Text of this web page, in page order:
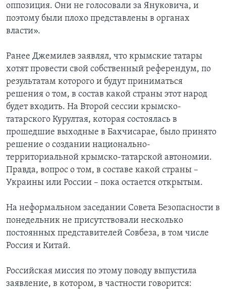
оппозиция. Они не голосовали за Януковича, и
поэтому были плохо представлены в органах
власти».
Ранее Джемилев заявлял, что крымские татары
хотят провести свой собственный референдум, по
результатам которого и будут приниматься
решения о том, в состав какой страны этот народ
будет входить. На Второй сессии крымско-
татарского Курултая, которая состоялась в
прошедшие выходные в Бахчисарае, было принято
решение о создании национально-
территориальной крымско-татарской автономии.
Правда, вопрос о том, в составе какой страны –
Украины или России – пока остается открытым.
На неформальном заседании Совета Безопасности в
понедельник не присутствовали несколько
постоянных представителей Совбеза, в том числе
Россия и Китай.
Российская миссия по этому поводу выпустила
заявление, в котором, в частности говорится: